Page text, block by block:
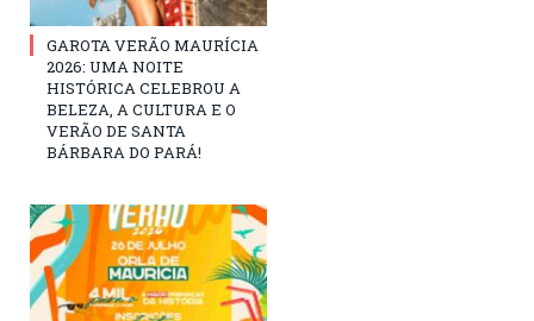
GAROTA VERÃO MAURÍCIA
2026: UMA NOITE
HISTÓRICA CELEBROU A
BELEZA, A CULTURA E O
VERÃO DE SANTA
BÁRBARA DO PARÁ!